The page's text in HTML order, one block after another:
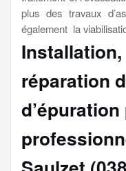
plus des travaux
également la
réparation